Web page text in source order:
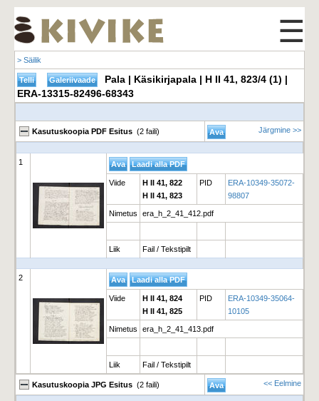
☰
> Säilik
Pala | Käsikirjapala | H II 41, 823/4 (1) |
ERA-13315-82496-68343
Kasutuskoopia PDF Esitus (2 faili) Järgmine >>
1
Viide
H II 41, 822
H II 41, 823
PID
ERA-10349-35072-
98807
Nimetus era_h_2_41_412.pdf
Liik Fail / Tekstipilt
2
Viide
H II 41, 824
H II 41, 825
PID
ERA-10349-35064-
10105
Nimetus era_h_2_41_413.pdf
Liik Fail / Tekstipilt
Kasutuskoopia JPG Esitus (2 faili) << Eelmine